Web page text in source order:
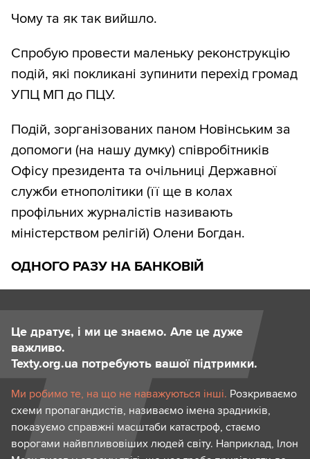
Чому та як так вийшло.
Спробую провести маленьку реконструкцію
подій, які покликані зупинити перехід громад
УПЦ МП до ПЦУ.
Подій, зорганізованих паном Новінським за
допомоги (на нашу думку) співробітників
Офісу президента та очільниці Державної
служби етнополітики (її ще в колах
профільних журналістів називають
міністерством релігій) Олени Богдан.
ОДНОГО РАЗУ НА БАНКОВІЙ
Це дратує, і ми це знаємо. Але це дуже
важливо.
Texty.org.ua потребують вашої підтримки.
Ми робимо те, на що не наважуються інші. Розкриваємо
схеми пропагандистів, називаємо імена зрадників,
показуємо справжні масштаби катастроф, стаємо
ворогами найвпливовіших людей світу. Наприклад, Ілон